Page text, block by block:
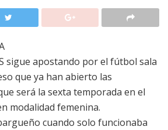
sigue apostando por el fútbol sala
que ya han abierto las
será la sexta temporada en el
modalidad femenina.
cuando solo funcionaba